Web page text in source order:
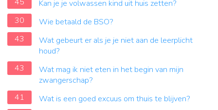
Kan je je volwassen kind uit huis zetten?
30
Wie betaald de BSO?
43
Wat gebeurt er als je je niet aan de leerplicht
houd?
43
Wat mag ik niet eten in het begin van mijn
zwangerschap?
41
Wat is een goed excuus om thuis te blijven?